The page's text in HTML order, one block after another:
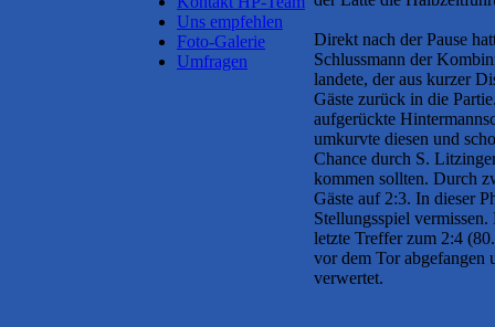
Uns empfehlen
Foto-Galerie
Umfragen
Direkt nach der Pause
Schlussmann der
landete, der aus kurzer
Gäste zurück in die
aufgerückte
umkurvte diesen und
Chance durch S.
kommen sollten. Durch
Gäste auf 2:3. In dieser
Stellungsspiel
letzte Treffer zum 2:4
vor dem Tor abgefangen
verwertet.